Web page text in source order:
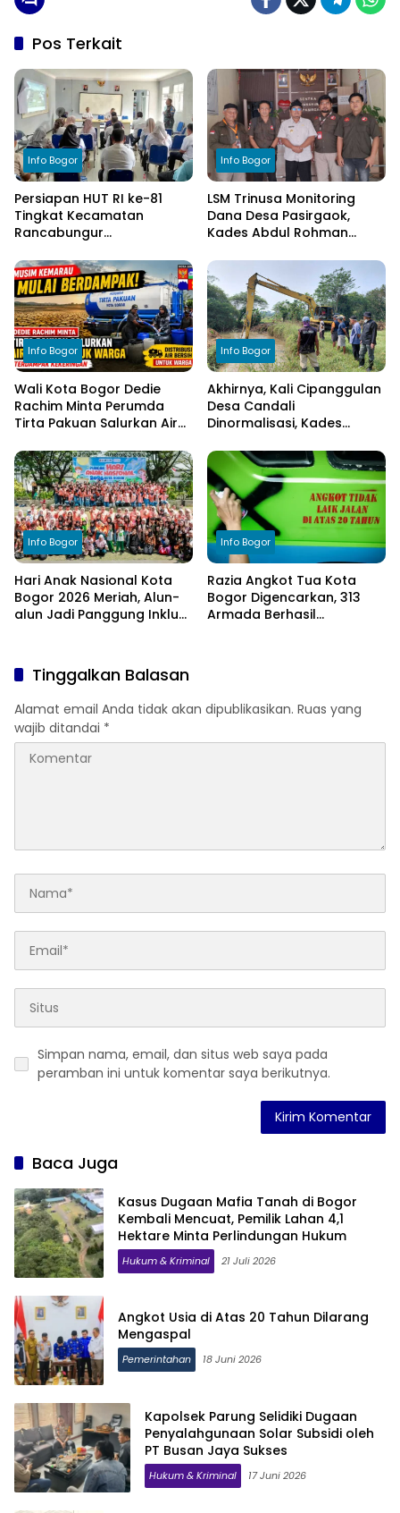
Pos Terkait
Info Bogor
Persiapan HUT RI ke-81
Tingkat Kecamatan
Rancabungur
Cimulang, Libatkan Seluruh
Elemen Masyarakat
Info Bogor
LSM Trinusa Monitoring
Dana Desa Pasirgaok,
Kades Abdul Rohman
Transparansi Pengelolaan
Anggaran
Info Bogor
Wali Kota Bogor Dedie
Rachim Minta Perumda
Tirta Pakuan Salurkan Air
Terdampak Kekeringan
Info Bogor
Akhirnya, Kali Cipanggulan
Desa Candali
Dinormalisasi, Kades
kepada Bupati Bogor
Info Bogor
Hari Anak Nasional Kota
Bogor 2026 Meriah, Alun-
alun Jadi Panggung Inklusi
Info Bogor
Razia Angkot Tua Kota
Bogor Digencarkan, 313
Armada Berhasil
Tinggalkan Balasan
Alamat email Anda tidak akan dipublikasikan. Ruas yang
wajib ditandai *
Simpan nama, email, dan situs web saya pada
peramban ini untuk komentar saya berikutnya.
Baca Juga
Kasus Dugaan Mafia Tanah di Bogor
Kembali Mencuat, Pemilik Lahan 4,1
Hektare Minta Perlindungan Hukum
Hukum & Kriminal 21 Juli 2026
Angkot Usia di Atas 20 Tahun Dilarang
Mengaspal
Pemerintahan 18 Juni 2026
Kapolsek Parung Selidiki Dugaan
Penyalahgunaan Solar Subsidi oleh
PT Busan Jaya Sukses
Hukum & Kriminal 17 Juni 2026